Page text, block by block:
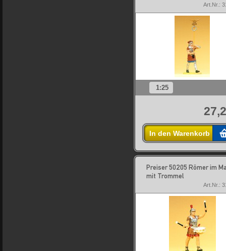
Art.Nr.:
1:25
In den Warenkorb
Preiser 50205 Römer im
mit Trommel
Art.Nr.: